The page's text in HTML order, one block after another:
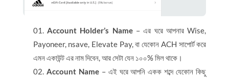
Account Holder’s Name– এর ঘরে আপনার Wise,
Payoneer, nsave, Elevate Pay, বা যেকোন ACH সাপোর্ট করে
এমন একাউন্ট এর নাম দিবেন, আর সেটা যেন ১০০% মিল থাকে।
Account Name– এই ঘরে আপনি একক শব্দে যেকোন কিছু